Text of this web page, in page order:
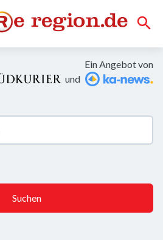
Ein Angebot von
und
Suchen